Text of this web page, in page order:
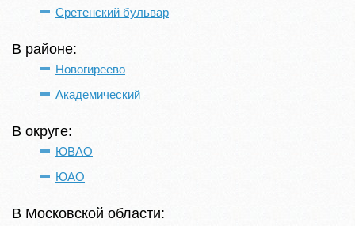
Сретенский бульвар
В районе:
Новогиреево
Академический
В округе:
ЮВАО
ЮАО
В Московской области: